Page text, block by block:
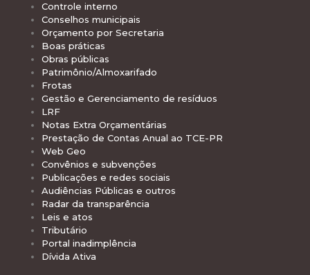
Controle interno
Conselhos municipais
Orçamento por Secretaria
Boas práticas
Obras públicas
Patrimônio/Almoxarifado
Frotas
Gestão e Gerenciamento de resíduos
LRF
Notas Extra Orçamentárias
Prestação de Contas Anual ao TCE-PR
Web Geo
Convênios e subvenções
Publicações e redes sociais
Audiências Públicas e outros
Radar da transparência
Leis e atos
Tributário
Portal inadimplência
Dívida Ativa